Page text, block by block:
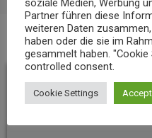
BEITRAGS-KOMMENTARE (0)
Hinterlassen
soziale Medien, Werbung
Partner führen diese
weiteren Daten
haben oder die sie im
gesammelt haben.
controlled consent.
Cookie Settings Accept